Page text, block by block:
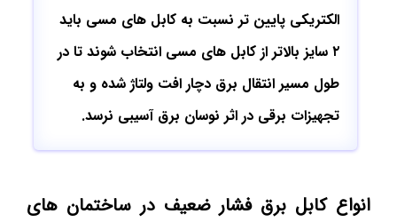
الکتریکی پایین تر نسبت به کابل های مسی باید
۲ سایز بالاتر از کابل های مسی انتخاب شوند تا در
طول مسیر انتقال برق دچار افت ولتاژ شده و به
تجهیزات برقی در اثر نوسان برق آسیبی نرسد.
انواع کابل برق فشار ضعیف در ساختمان های